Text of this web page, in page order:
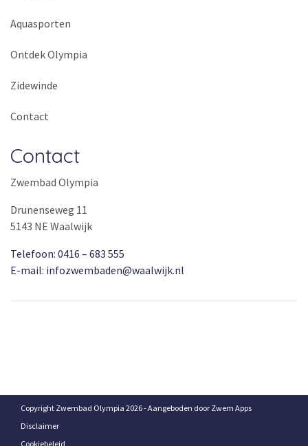
Aquasporten
Ontdek Olympia
Zidewinde
Contact
Contact
Zwembad Olympia
Drunenseweg 11
5143 NE Waalwijk
Telefoon: 0416 – 683 555
E-mail: infozwembaden@waalwijk.nl
Copyright Zwembad Olympia 2026 - Aangeboden door Zwem Apps
Disclaimer
Cookiebeleid